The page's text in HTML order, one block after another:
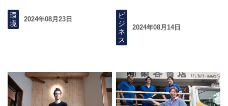
環
境
2024年08月23日
ビ
ジ
ネ
ス
2024年08月14日